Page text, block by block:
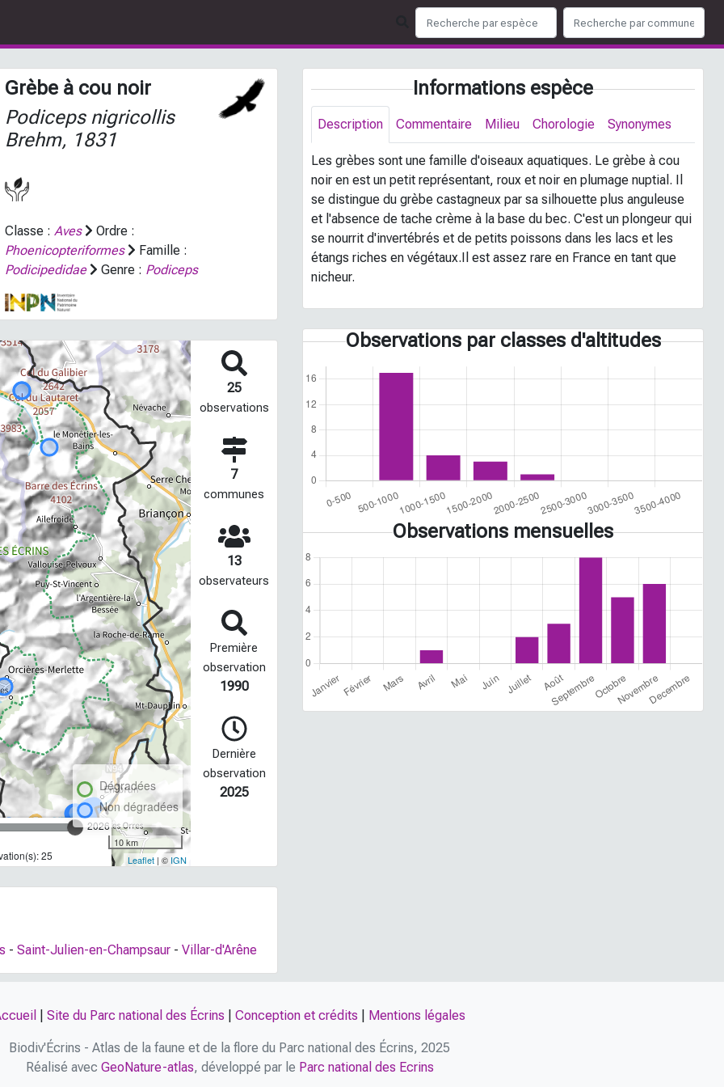
Grèbe à cou noir
Podiceps nigricollis
Brehm, 1831
Classe : Aves
Ordre :
Phoenicopteriformes
Famille :
Podicipedidae
Genre : Podiceps
2026
25
Dégradées
Non dégradées
10 km
Leaflet| © IGN
25
observations
7
communes
13
observateurs
Première
observation
1990
Dernière
observation
2025
- Saint-Julien-en-Champsaur - Villar-d'Arêne
Informations espèce
Description Commentaire Milieu Chorologie Synonymes
Les grèbes sont une famille d'oiseaux aquatiques. Le grèbe à cou
noir en est un petit représentant, roux et noir en plumage nuptial. Il
se distingue du grèbe castagneux par sa silhouette plus anguleuse
et l'absence de tache crème à la base du bec. C'est un plongeur qui
se nourrit d'invertébrés et de petits poissons dans les lacs et les
étangs riches en végétaux.Il est assez rare en France en tant que
nicheur.
Observations par classes d'altitudes
Observations mensuelles
Site du Parc national des Écrins Conception et crédits Mentions légales
Biodiv'Écrins - Atlas de la faune et de la flore du Parc national des Écrins, 2025
Réalisé avec GeoNature-atlas, développé par le Parc national des Ecrins